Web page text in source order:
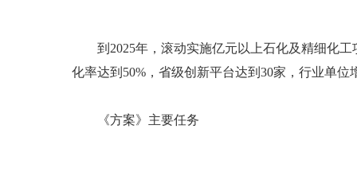
到2025年，滚动实施亿元以上石化及精细化工
化率达到50%，省级创新平台达到30家，行业单
《方案》主要任务